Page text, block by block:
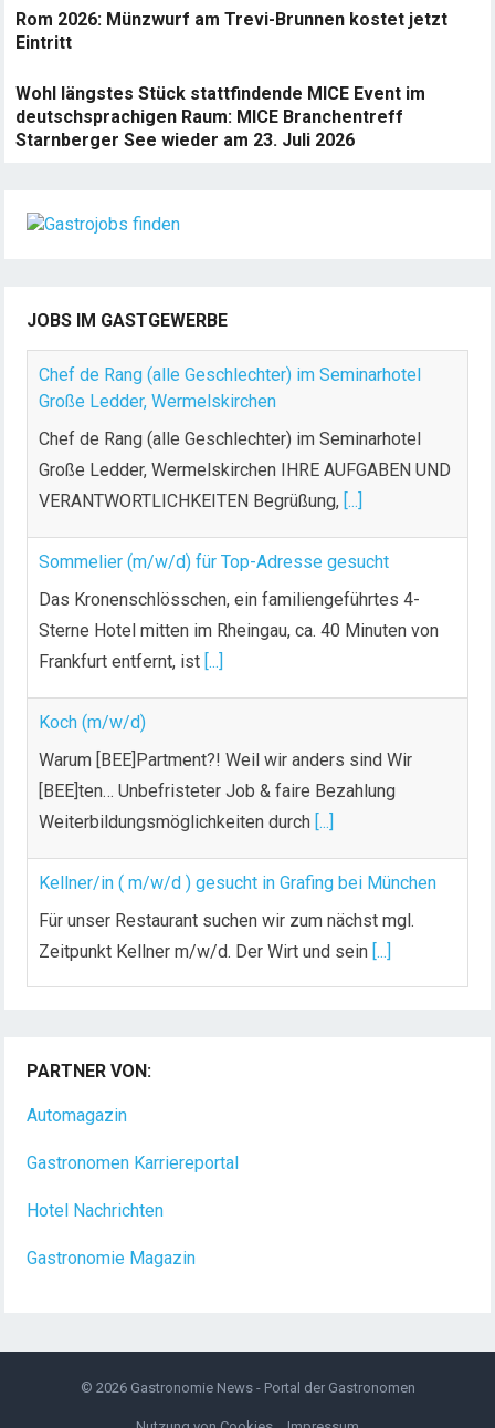
Rom 2026: Münzwurf am Trevi-Brunnen kostet jetzt
Eintritt
Wohl längstes Stück stattfindende MICE Event im
deutschsprachigen Raum: MICE Branchentreff
Starnberger See wieder am 23. Juli 2026
JOBS IM GASTGEWERBE
Chef de Rang (alle Geschlechter) im Seminarhotel
Große Ledder, Wermelskirchen
Chef de Rang (alle Geschlechter) im Seminarhotel
Große Ledder, Wermelskirchen IHRE AUFGABEN UND
VERANTWORTLICHKEITEN Begrüßung, [...]
Sommelier (m/w/d) für Top-Adresse gesucht
Das Kronenschlösschen, ein familiengeführtes 4-
Sterne Hotel mitten im Rheingau, ca. 40 Minuten von
Frankfurt entfernt, ist [...]
Koch (m/w/d)
Warum [BEE]Partment?! Weil wir anders sind Wir
[BEE]ten… Unbefristeter Job & faire Bezahlung
Weiterbildungsmöglichkeiten durch [...]
Kellner/in ( m/w/d ) gesucht in Grafing bei München
Für unser Restaurant suchen wir zum nächst mgl.
Zeitpunkt Kellner m/w/d. Der Wirt und sein [...]
Dein Arbeitsplatz mit Urlaubsfeeling Chef de Rang
(m/w/d) Du bist Gastgeber aus Leidenschaft und
PARTNER VON:
Automagazin
Gastronomen Karriereportal
Hotel Nachrichten
Gastronomie Magazin
© 2026 Gastronomie News - Portal der Gastronomen